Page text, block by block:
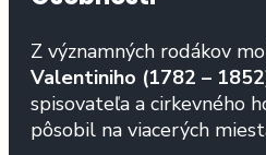
Z významných rodákov
Valentiniho (1782 –
spisovateľa a cirkevného
pôsobil na viacerých